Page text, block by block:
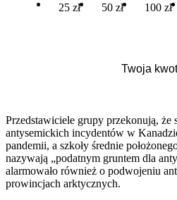
25 zł 50 zł 100 zł
Przedstawiciele grupy przekonują,
antysemickich incydentów w
pandemii, a szkoły średnie
nazywają „podatnym gruntem dla
alarmowało również o podwojeniu
prowincjach arktycznych.